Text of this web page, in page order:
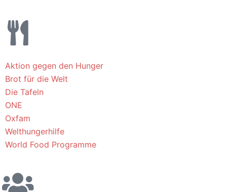
Aktion gegen den Hunger
Brot für die Welt
Die Tafeln
ONE
Oxfam
Welthungerhilfe
World Food Programme